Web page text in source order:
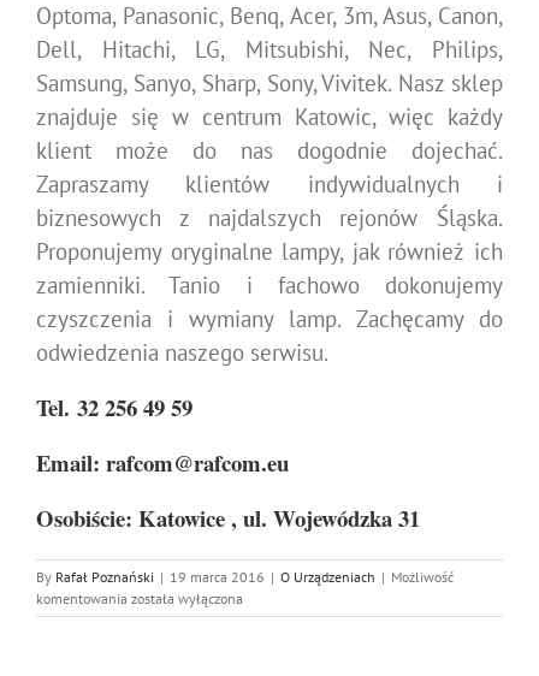
Optoma, Panasonic, Benq, Acer, 3m, Asus, Canon,
Dell, Hitachi, LG, Mitsubishi, Nec, Philips,
Samsung, Sanyo, Sharp, Sony, Vivitek. Nasz sklep
znajduje się w centrum Katowic, więc każdy
klient może do nas dogodnie dojechać.
Zapraszamy klientów indywidualnych i
biznesowych z najdalszych rejonów Śląska.
Proponujemy oryginalne lampy, jak również ich
zamienniki. Tanio i fachowo dokonujemy
czyszczenia i wymiany lamp. Zachęcamy do
odwiedzenia naszego serwisu.
Tel. 32 256 49 59
Email: rafcom@rafcom.eu
Osobiście: Katowice , ul. Wojewódzka 31
By Rafał Poznański | 19 marca 2016 | O Urządzeniach | Możliwość
komentowania Lampy
do
została wyłączona